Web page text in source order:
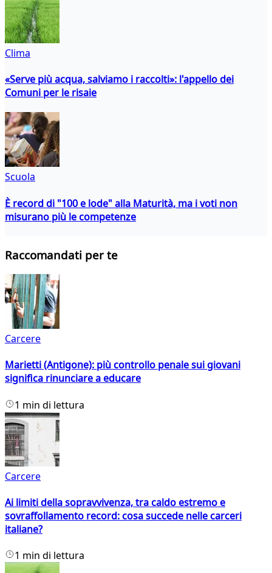
Clima
«Serve più acqua, salviamo i raccolti»: l'appello dei
Comuni per le risaie
Scuola
È record di "100 e lode" alla Maturità, ma i voti non
misurano più le competenze
Raccomandati per te
Carcere
Marietti (Antigone): più controllo penale sui giovani
significa rinunciare a educare
1 min di lettura
Carcere
Ai limiti della sopravvivenza, tra caldo estremo e
sovraffollamento record: cosa succede nelle carceri
italiane?
1 min di lettura